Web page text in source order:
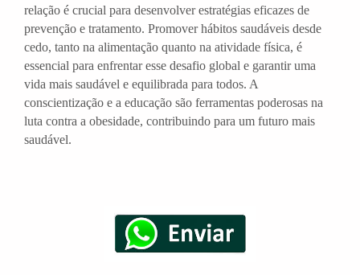
relação é crucial para desenvolver estratégias eficazes de
prevenção e tratamento. Promover hábitos saudáveis desde
cedo, tanto na alimentação quanto na atividade física, é
essencial para enfrentar esse desafio global e garantir uma
vida mais saudável e equilibrada para todos. A
conscientização e a educação são ferramentas poderosas na
luta contra a obesidade, contribuindo para um futuro mais
saudável.